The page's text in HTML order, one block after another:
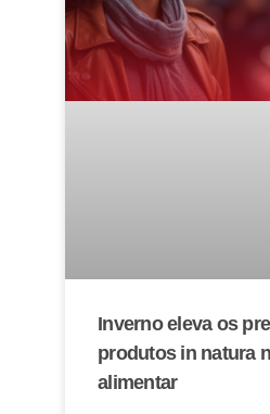
Inverno eleva os
produtos in natura
alimentar